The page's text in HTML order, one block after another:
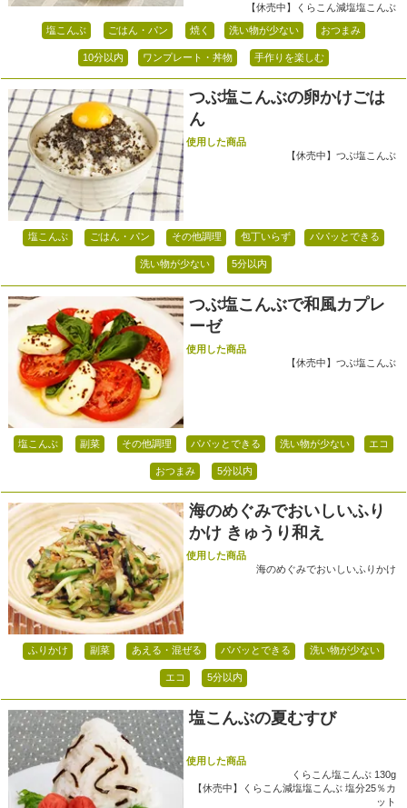
【休売中】くらこん減塩塩こんぶ
塩こんぶ ごはん・パン 焼く 洗い物が少ない おつまみ
10分以内 ワンプレート・丼物 手作りを楽しむ
つぶ塩こんぶの卵かけごは
ん
使用した商品
【休売中】つぶ塩こんぶ
塩こんぶ ごはん・パン その他調理 包丁いらず パパッとできる
洗い物が少ない 5分以内
つぶ塩こんぶで和風カプレ
ーゼ
使用した商品
【休売中】つぶ塩こんぶ
塩こんぶ 副菜 その他調理 パパッとできる 洗い物が少ない エコ
おつまみ 5分以内
海のめぐみでおいしいふり
かけ きゅうり和え
使用した商品
海のめぐみでおいしいふりかけ
ふりかけ 副菜 あえる・混ぜる パパッとできる 洗い物が少ない
エコ 5分以内
塩こんぶの夏むすび
使用した商品
くらこん塩こんぶ 130g
【休売中】くらこん減塩塩こんぶ 塩分25％カ
ット